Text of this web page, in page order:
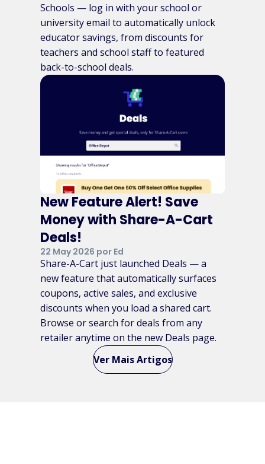
Schools — log in with your school or
university email to automatically unlock
educator savings, from discounts for
teachers and school staff to featured
back-to-school deals.
New Feature Alert! Save
Money with Share-A-Cart
Deals!
22 May 2026 por Ed
Share-A-Cart just launched Deals — a
new feature that automatically surfaces
coupons, active sales, and exclusive
discounts when you load a shared cart.
Browse or search for deals from any
retailer anytime on the new Deals page.
Ver Mais Artigos